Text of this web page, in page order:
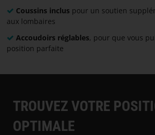
Coussins inclus pour un soutien
aux lombaires
Accoudoirs réglables, pour que vous
position parfaite
TROUVEZ VOTRE
OPTIMALE